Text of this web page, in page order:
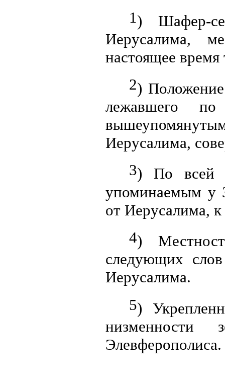
1) Шафер-
Иерусалима,
настоящее время
2)
лежавшего
Иерусалима,
3) По всей
упоминаемым у
от Иерусалима,
4)
следующих
Иерусалима.
5)
низменности
Элевферополиса.